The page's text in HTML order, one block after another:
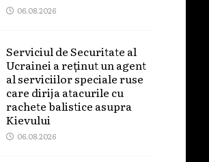
06.08.2026
Serviciul de Securitate al
Ucrainei a reținut un agent
al serviciilor speciale ruse
care dirija atacurile cu
rachete balistice asupra
Kievului
06.08.2026